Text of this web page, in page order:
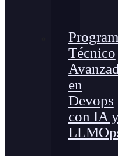
Técnico
en
Devops
con IA